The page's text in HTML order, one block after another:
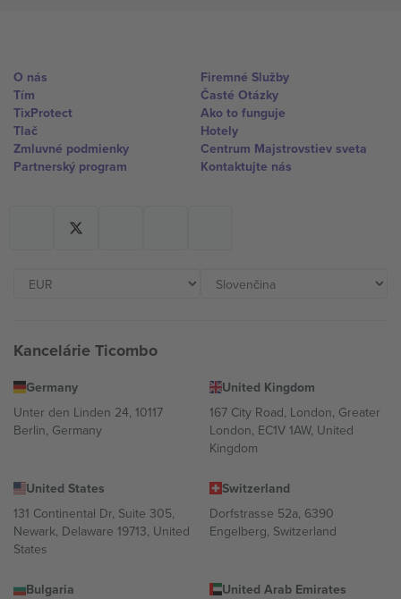
O nás
Tím
TixProtect
Tlač
Zmluvné podmienky
Partnerský program
Firemné Služby
Časté Otázky
Ako to funguje
Hotely
Centrum Majstrovstiev sveta
Kontaktujte nás
Kancelárie Ticombo
Germany
Unter den Linden 24, 10117
Berlin, Germany
United Kingdom
167 City Road, London, Greater
London, EC1V 1AW, United
Kingdom
United States
131 Continental Dr, Suite 305,
Newark, Delaware 19713, United
States
Switzerland
Dorfstrasse 52a, 6390
Engelberg, Switzerland
Bulgaria United Arab Emirates